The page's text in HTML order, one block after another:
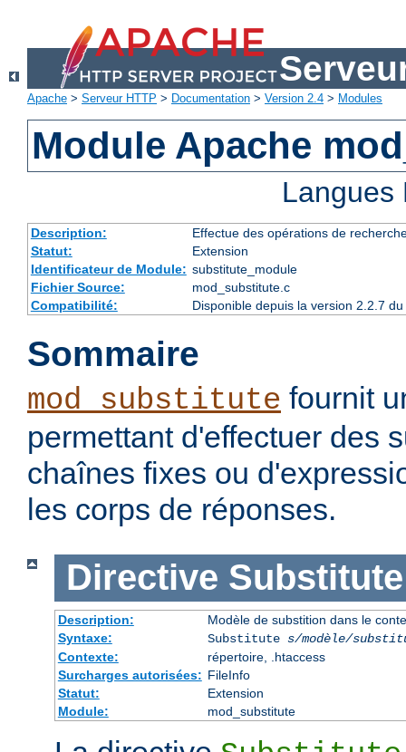
Apache > Serveur HTTP > Documentation > Version 2.4 > Modules
Module Apache
Description:
Effectue des opérations de
Statut:
Extension
Identificateur de Module: substitute_module
Fichier Source:
mod_substitute.c
Compatibilité:
Disponible depuis la version 2.2.7
Sommaire
mod_substitute fournit
permettant d'effectuer des
chaînes fixes ou
les corps de réponses.
Directive Substitute
Description:
Modèle de substition dans le
Syntaxe:
Substitute s/modèle/
Contexte:
répertoire, .htaccess
Surcharges autorisées: FileInfo
Statut:
Extension
Module:
mod_substitute